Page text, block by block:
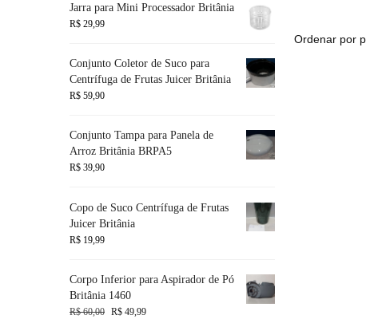
Jarra para Mini Processador Britânia
R$ 29,99
Conjunto Coletor de Suco para
Centrífuga de Frutas Juicer Britânia
R$ 59,90
Conjunto Tampa para Panela de
Arroz Britânia BRPA5
R$ 39,90
Copo de Suco Centrífuga de Frutas
Juicer Britânia
R$ 19,99
Corpo Inferior para Aspirador de Pó
Britânia 1460
R$60,00 R$ 49,99